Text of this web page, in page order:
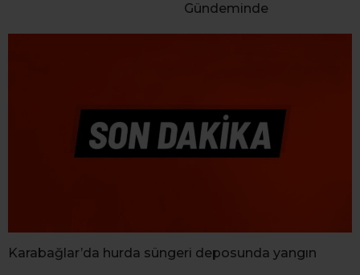
Gündeminde
Karabağlar’da hurda süngeri deposunda yangın